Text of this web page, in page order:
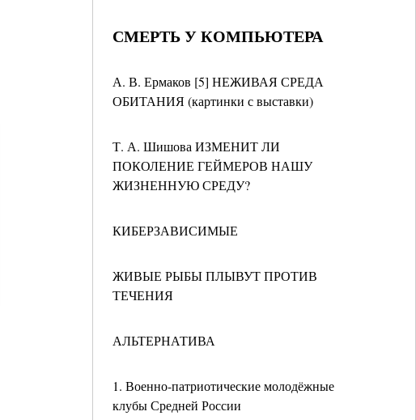
СМЕРТЬ У КОМПЬЮТЕРА
А. В. Ермаков [5] НЕЖИВАЯ СРЕДА
ОБИТАНИЯ (картинки с выставки)
Т. А. Шишова ИЗМЕНИТ ЛИ
ПОКОЛЕНИЕ ГЕЙМЕРОВ НАШУ
ЖИЗНЕННУЮ СРЕДУ?
КИБЕРЗАВИСИМЫЕ
ЖИВЫЕ РЫБЫ ПЛЫВУТ ПРОТИВ
ТЕЧЕНИЯ
АЛЬТЕРНАТИВА
1. Военно-патриотические молодёжные
клубы Средней России